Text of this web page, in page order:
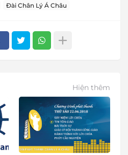
Đài Chân Lý Á Châu
Hiện thêm